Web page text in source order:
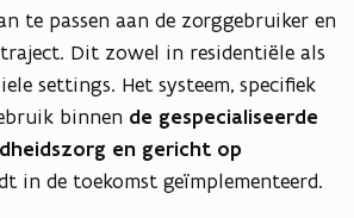
te passen aan de zorggebruiker en
Dit zowel in residentiële als
settings. Het systeem, specifiek
binnen de gespecialiseerde
en gericht op
in de toekomst geïmplementeerd.